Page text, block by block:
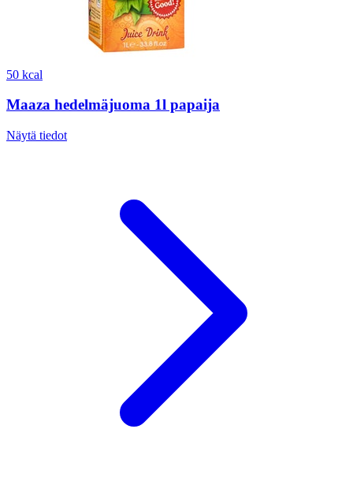
50 kcal
Maaza hedelmäjuoma 1l papaija
Näytä tiedot